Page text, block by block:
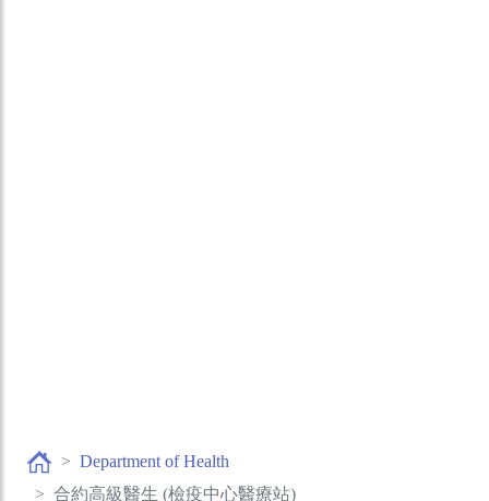
Department of Health
合約高級醫生 (檢疫中心醫療站)